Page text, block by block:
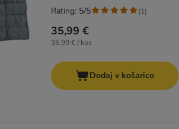
35,99 €
35,99 € / kos
Rating: 5/5 (1)
Dodaj v košarico